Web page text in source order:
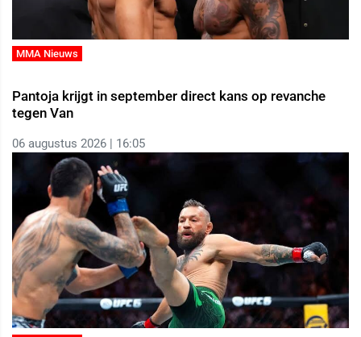
MMA Nieuws
Pantoja krijgt in september direct kans op revanche
tegen Van
06 augustus 2026 | 16:05